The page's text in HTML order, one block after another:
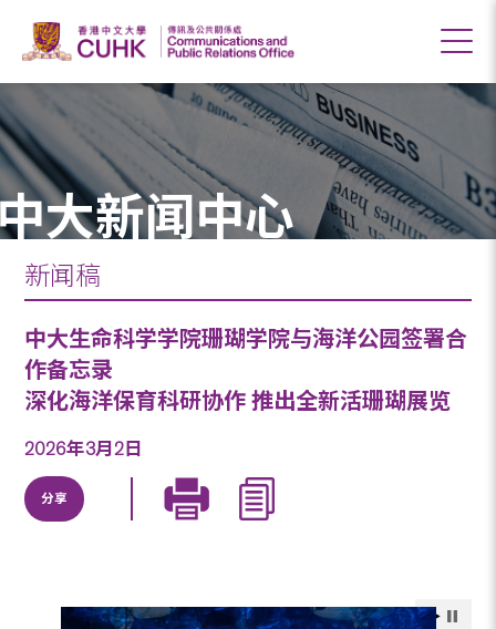
大新闻中心
新闻稿
中大生命科学学院珊瑚学院与海洋公园签署合
作备忘录
深化海洋保育科研协作 推出全新活珊瑚展览
2026年3月2日
分享